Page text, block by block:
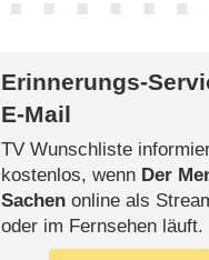
Erinnerungs-
E-Mail
TV Wunschliste
kostenlos, wenn Der
Sachenonline als
oder im Fernsehen läuft.